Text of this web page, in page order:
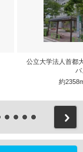
公立大学法人首都
パ
約